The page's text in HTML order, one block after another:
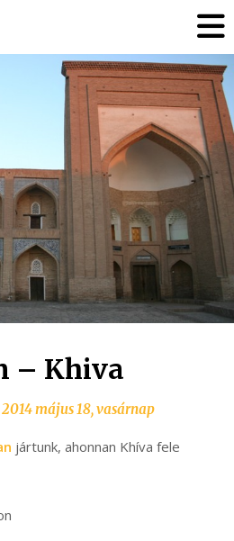
– Khiva
2014 május 18, vasárnap
jártunk, ahonnan Khíva fele